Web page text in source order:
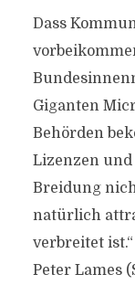
Dass
Giganten
Behörden
Lizenzen
Breidung
natürlich
verbreitet
Peter Lames